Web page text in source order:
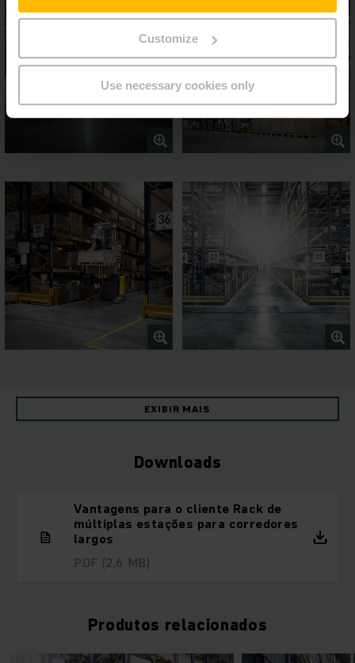
Customize
Use necessary cookies only
EXIBIR MAIS
Downloads
Vantagens para o cliente Rack de
múltiplas estações para corredores
largos
PDF (2,6 MB)
Produtos relacionados